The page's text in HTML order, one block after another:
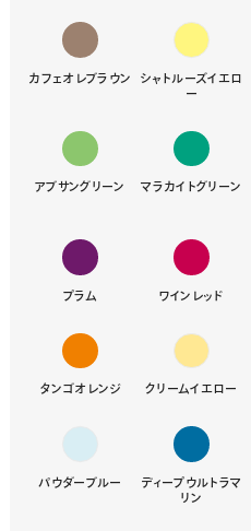
カフェオレブラウン
シャトルーズイエロ
ー
アブサングリーン マラカイトグリーン
プラム ワインレッド
タンゴオレンジ クリームイエロー
パウダーブルー
ディープウルトラマ
リン